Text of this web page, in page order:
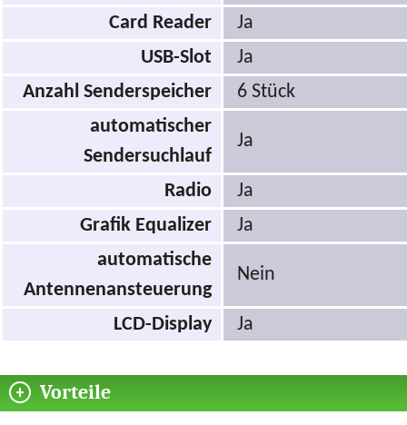
Card Reader
Ja
USB-Slot
Ja
Anzahl Senderspeicher
6 Stück
automatischer
Sendersuchlauf
Ja
Radio
Ja
Grafik Equalizer
Ja
automatische
Antennenansteuerung
Nein
LCD-Display Ja
Vorteile